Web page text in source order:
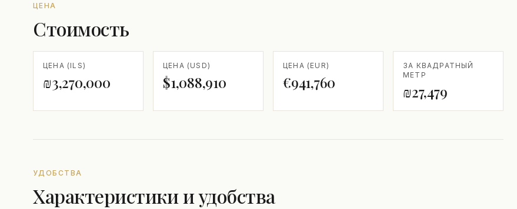
ЦЕНА
Стоимость
ЦЕНА (ILS)
₪3,270,000
ЦЕНА (USD)
$1,088,910
ЦЕНА (EUR)
€941,760
ЗА КВАДРАТНЫЙ
МЕТР
₪27,479
УДОБСТВА
Характеристики и удобства